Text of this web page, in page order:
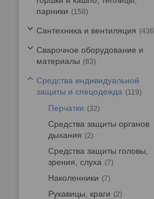
парники
158
Сантехника и вентиляция 436
Сварочное оборудование и
материалы
83
Средства индивидуальной
защиты и спецодежда
119
Перчатки 32
Средства защиты органов
дыхания
2
Средства защиты головы,
зрения, слуха
7
Наколенники 7
Рукавицы, краги 2